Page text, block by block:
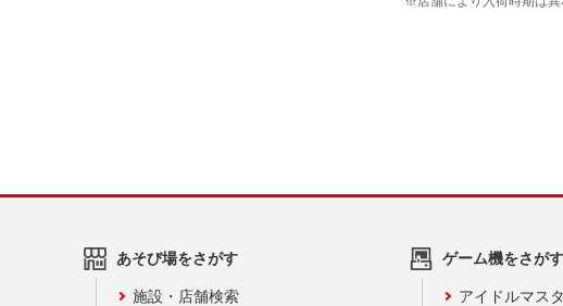
あそび場をさがす
施設・店舗検索
ゲーム機をさがす
アイドルマス